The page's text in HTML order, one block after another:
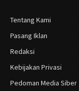
Tentang Kami
Pasang Iklan
Redaksi
Kebijakan Privasi
Pedoman Media Siber